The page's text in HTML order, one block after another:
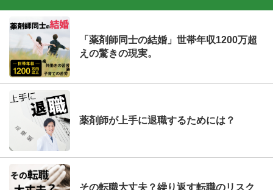
「薬剤師同士の結婚」世帯年収1200万超
えの驚きの現実。
薬剤師が上手に退職するためには？
その転職大丈夫？繰り返す転職のリスク